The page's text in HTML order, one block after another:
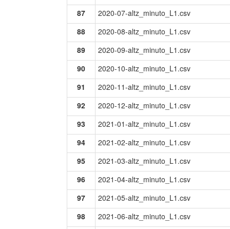
87
2020-07-altz_minuto_L1.csv
88
2020-08-altz_minuto_L1.csv
89
2020-09-altz_minuto_L1.csv
90
2020-10-altz_minuto_L1.csv
91
2020-11-altz_minuto_L1.csv
92
2020-12-altz_minuto_L1.csv
93
2021-01-altz_minuto_L1.csv
94
2021-02-altz_minuto_L1.csv
95
2021-03-altz_minuto_L1.csv
96
2021-04-altz_minuto_L1.csv
97
2021-05-altz_minuto_L1.csv
98
2021-06-altz_minuto_L1.csv